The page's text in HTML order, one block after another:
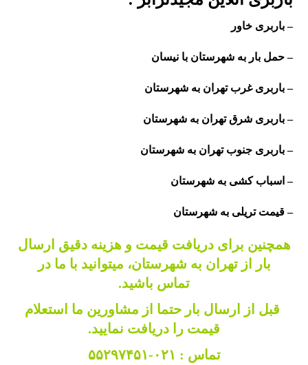
– باربری خاور
– حمل بار به شهرستان با نیسان
– باربری غرب تهران به شهرستان
– باربری شرق تهران به شهرستان
– باربری جنوب تهران به شهرستان
– اسباب کشی به شهرستان
– قیمت تریلی به شهرستان
همچنین برای دریافت قیمت و هزینه دقیق ارسال
بار از تهران به شهرستان، میتوانید با ما در
تماس باشید.
قبل از ارسال بار حتما از مشاورین ما استعلام
قیمت را دریافت نمایید.
تماس : ۰۲۱-۵۵۲۹۷۴۵۱